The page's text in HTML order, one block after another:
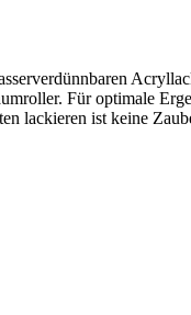
Für optimale
lackieren ist keine